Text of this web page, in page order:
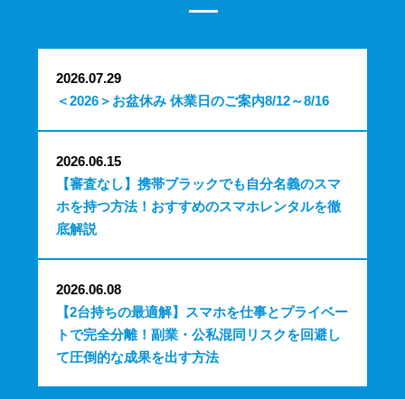
2026.07.29
＜2026＞お盆休み 休業日のご案内8/12～8/16
2026.06.15
【審査なし】携帯ブラックでも自分名義のスマ
ホを持つ方法！おすすめのスマホレンタルを徹
底解説
2026.06.08
【2台持ちの最適解】スマホを仕事とプライベー
トで完全分離！副業・公私混同リスクを回避し
て圧倒的な成果を出す方法